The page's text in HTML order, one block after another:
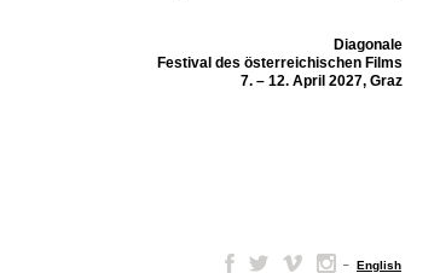
Diagonale
Festival des österreichischen Films
7. – 12. April 2027, Graz
– English